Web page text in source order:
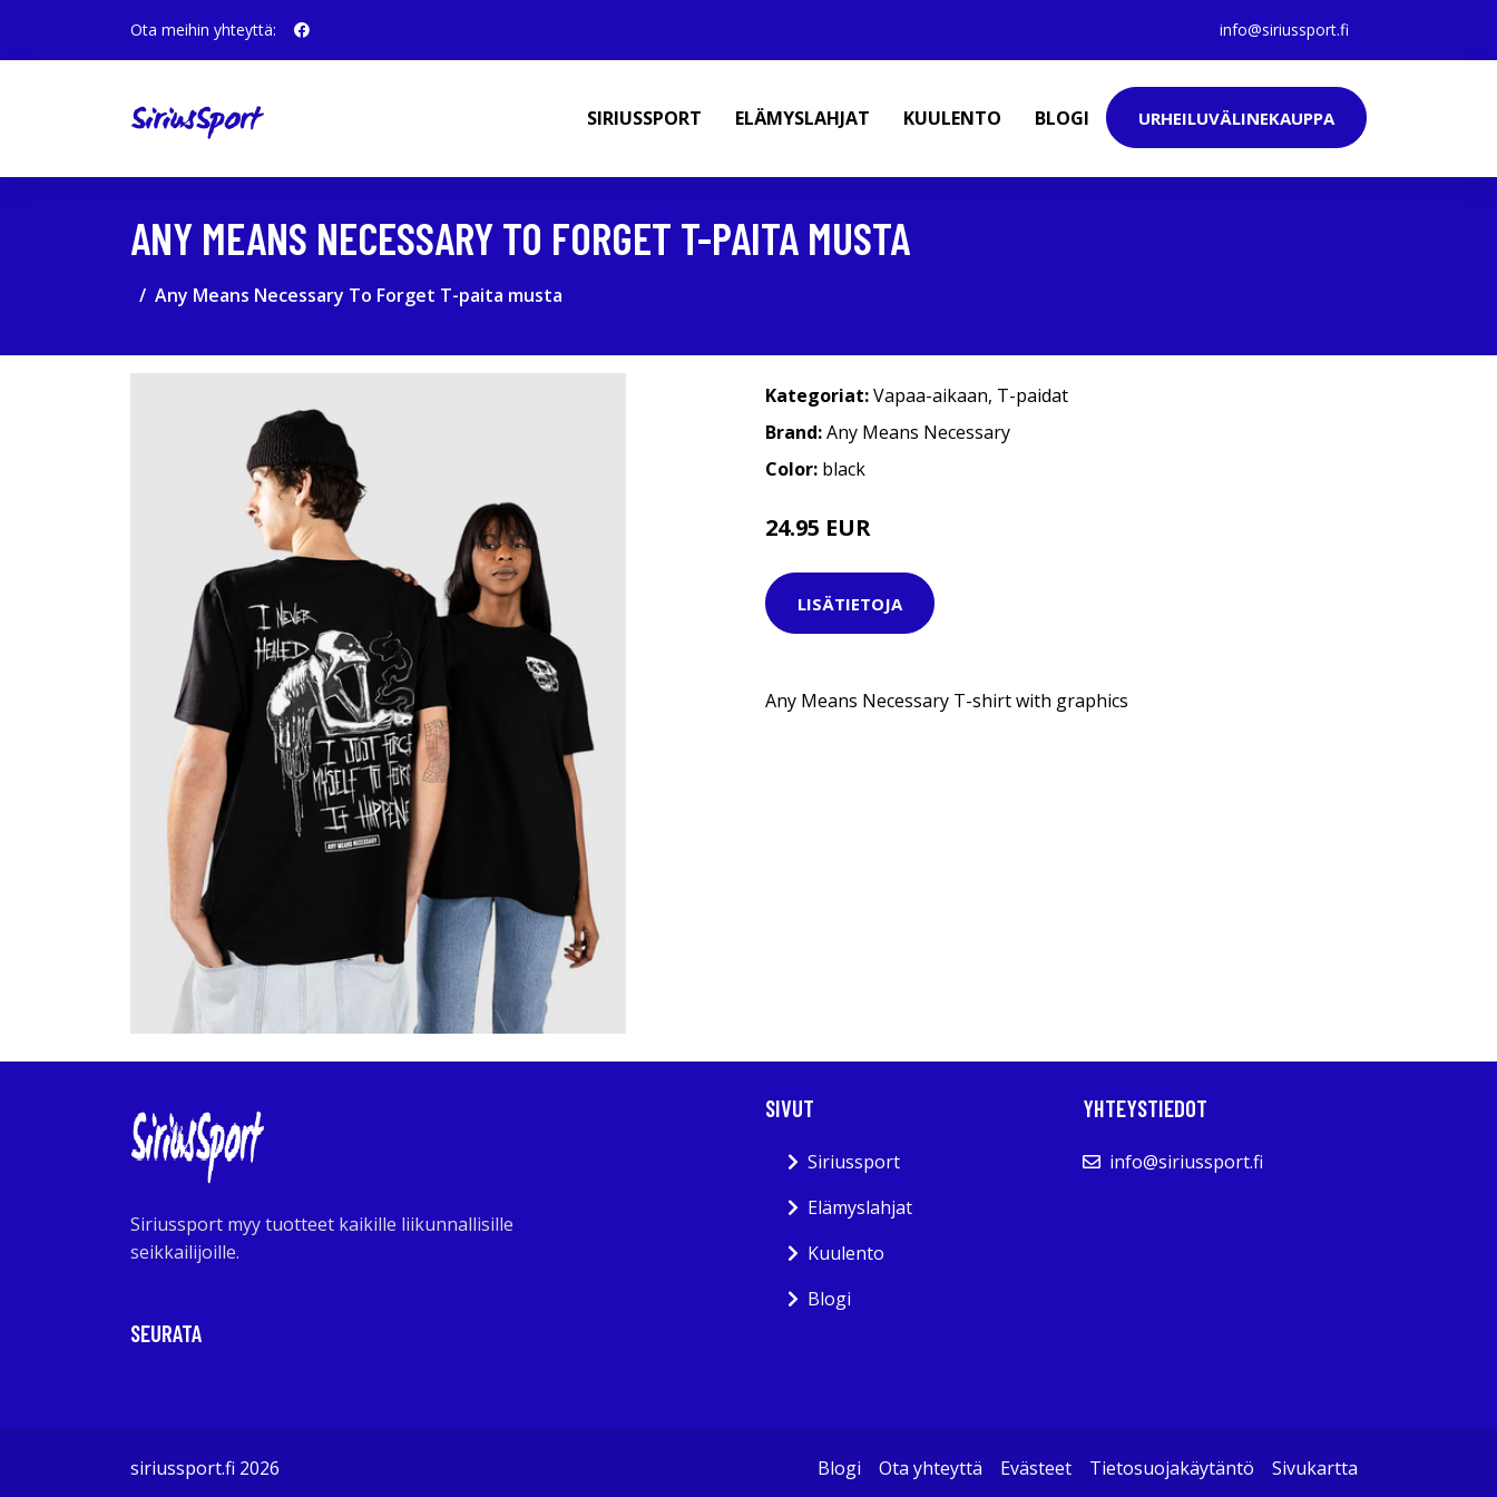
Ota meihin yhteyttä: info@siriussport.fi
SIRIUSSPORT ELÄMYSLAHJAT KUULENTO BLOGI URHEILUVÄLINEKAUPPA
ANY MEANS NECESSARY TO FORGET T-PAITA MUSTA
Any Means Necessary To Forget T-paita musta
Kategoriat:Vapaa-aikaan, T-paidat
Brand:Any Means Necessary
Color: black
24.95 EUR
LISÄTIETOJA
Any Means Necessary T-shirt with graphics
Siriussport myy tuotteet kaikille liikunnallisille
seikkailijoille.
SEURATA
SIVUT
Siriussport
Elämyslahjat
Kuulento
Blogi
YHTEYSTIEDOT
info@siriussport.fi
siriussport.fi 2026 Blogi Ota yhteyttä Evästeet Tietosuojakäytäntö Sivukartta